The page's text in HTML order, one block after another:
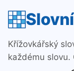
Křížovkářský
každému slovu.